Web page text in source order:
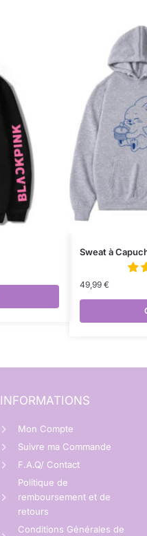
Sweat à
49,99 €
INFORMATIONS
Mon Compte
Suivre ma Commande
F.A.Q/ Contact
Politique de
remboursement et de
retours
Conditions Générales de